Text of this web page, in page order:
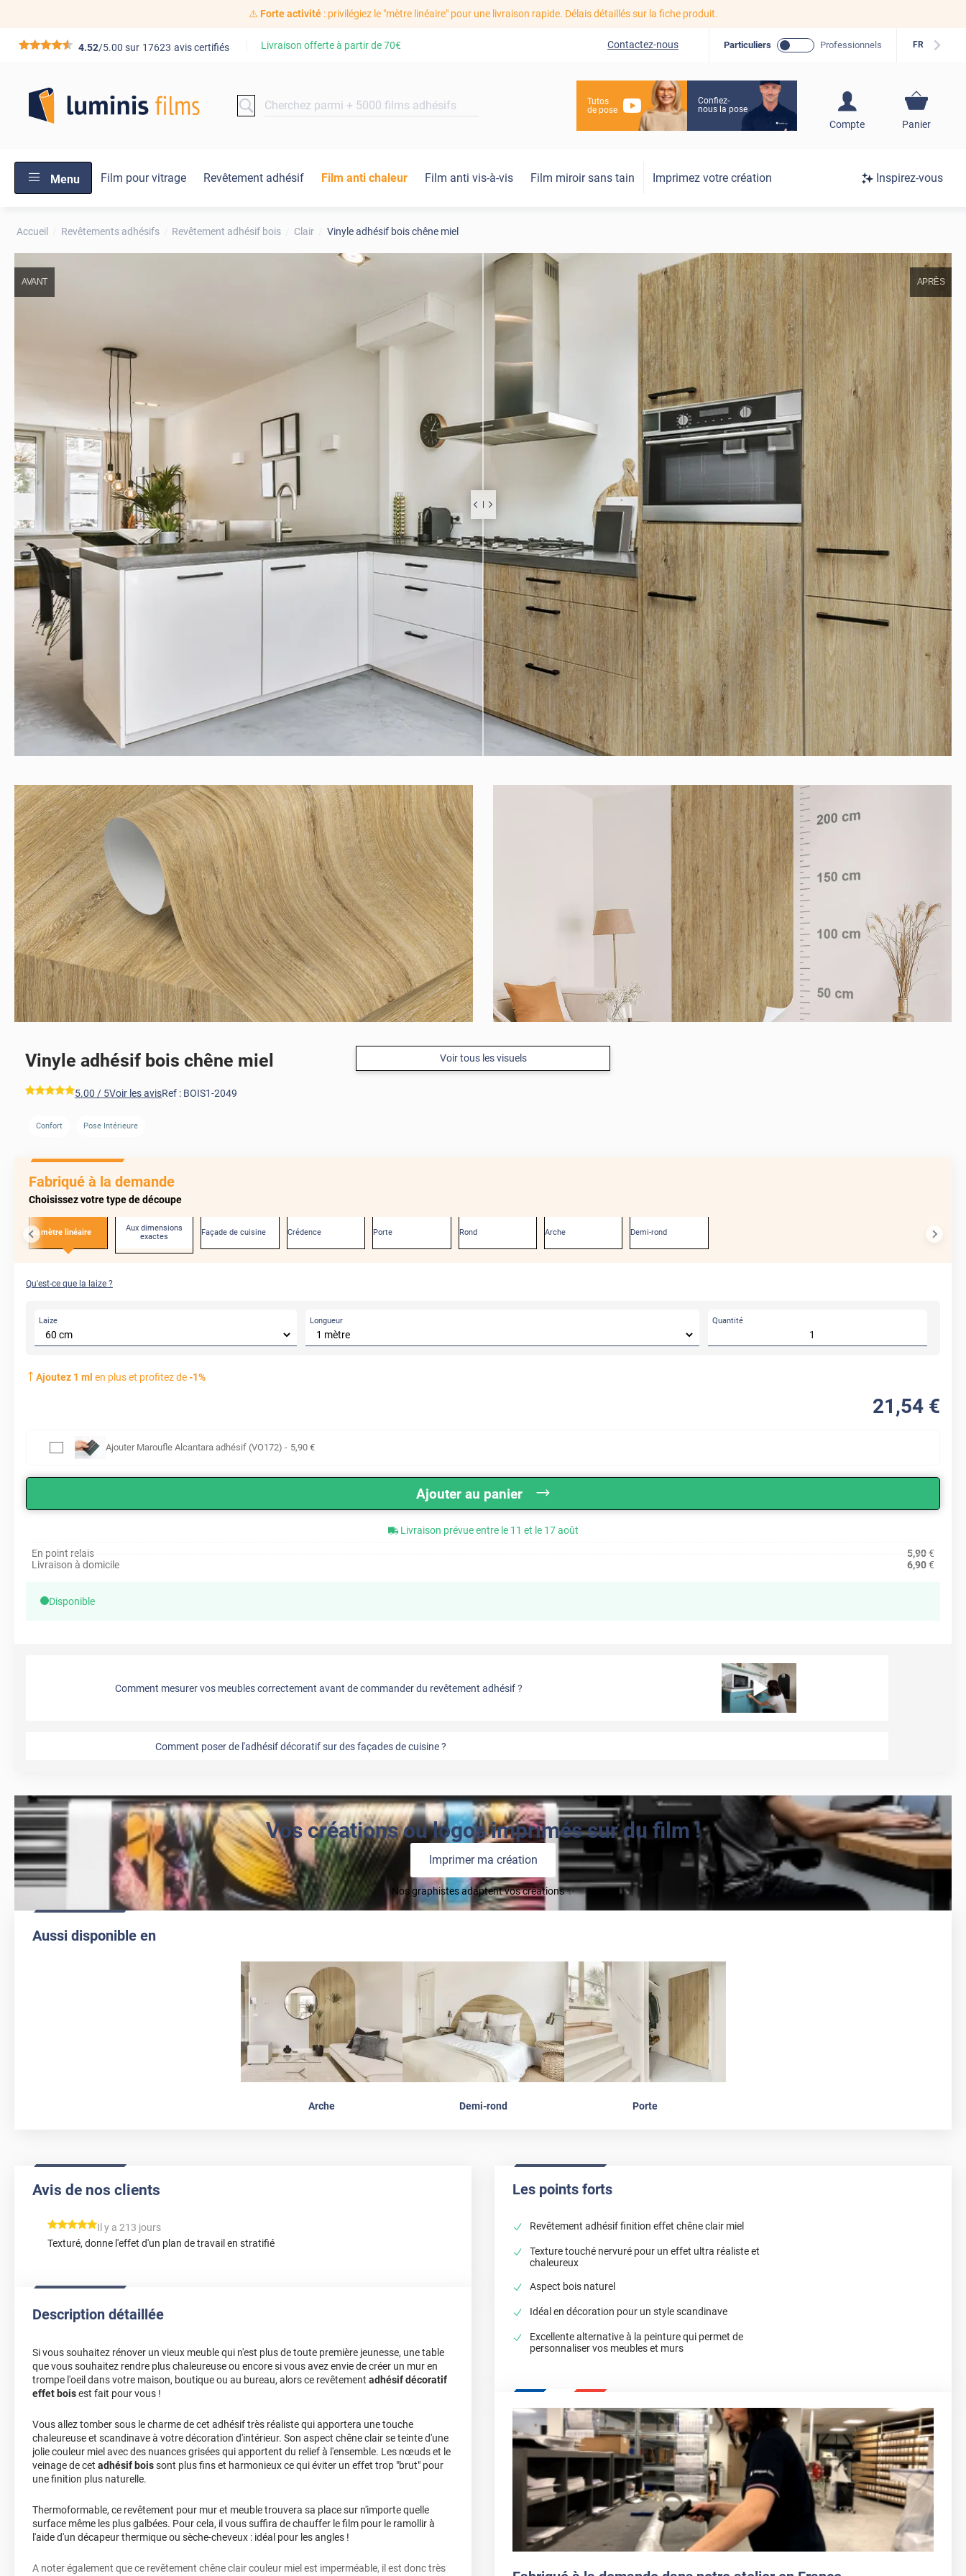
⚠️ Forte activité: privilégiez le "mètre linéaire" pour une livraison rapide. Délais détaillés sur la fiche produit.
*****4.52/5.00 sur 17623 avis certifiés Livraison offerte à partir de70€ Contactez-nous Particuliers Professionnels FR
Tutos
de pose
Confiez-
nous la pose
Compte
S'inscrire / Se
Panier
Menu Film pour vitrage Revêtement adhésif Film anti chaleur Film anti vis-à-vis Film miroir sans tain Imprimez votre création Inspirez-vous
Accueil Revêtements adhésifs Revêtement adhésif bois Clair Vinyle adhésif bois chêne miel
AVANT APRÈS
Voir tous les visuels
Vinyle adhésif bois chêne miel
*****
5.00 / 5Voir les avisRef : BOIS1-2049
Confort Pose Intérieure
Fabriqué à la demande
Choisissez votre type de découpe
Au mètre linéaire
Aux dimensions
exactes
Façade de cuisine Crédence Porte Rond Arche Demi-rond
Qu'est-ce que la laize ?
Laize Longueur Quantité
Ajoutez 1 ml en plus et profitez de-1%
21 ,54 €
Ajouter Maroufle Alcantara adhésif (VO172) - 5,90 €
Ajouter au panier
Livraison prévue entre le 11 et le 17 août
En point relais
5,90€
Livraison à domicile
6,90€
Disponible
Comment mesurer vos meubles correctement avant de commander du revêtement adhésif ?
Comment poser de l'adhésif décoratif sur des façades de cuisine ?
Vos créations ou logos imprimés sur du film !
Imprimer ma création
Nos graphistes adaptent vos créations ✨
Aussi disponible en
Arche Demi-rond Porte
Avis de nos clients
*****
Il y a 213 jours
Texturé, donne l'effet d'un plan de travail en stratifié
Description détaillée
Si vous souhaitez rénover un vieux meuble qui n'est plus de toute première jeunesse, une table
que vous souhaitez rendre plus chaleureuse ou encore si vous avez envie de créer un mur en
trompe l'oeil dans votre maison, boutique ou au bureau, alors ce revêtement adhésif décoratif
effet boisest fait pour vous !
Vous allez tomber sous le charme de cet adhésif très réaliste qui apportera une touche
chaleureuse et scandinave à votre décoration d'intérieur. Son aspect chêne clair se teinte d'une
jolie couleur miel avec des nuances grisées qui apportent du relief à l'ensemble. Les nœuds et le
veinage de cet adhésif boissont plus fins et harmonieux ce qui éviter un effet trop "brut" pour
une finition plus naturelle.
Thermoformable, ce revêtement pour mur et meuble trouvera sa place sur n'importe quelle
surface même les plus galbées. Pour cela, il vous suffira de chauffer le film pour le ramollir à
l'aide d'un décapeur thermique ou sèche-cheveux : idéal pour les angles !
A noter également que ce revêtement chêne clair couleur miel est imperméable, il est donc très
Les points forts
Revêtement adhésif finition effet chêne clair miel
Texture touché nervuré pour un effet ultra réaliste et
chaleureux
Aspect bois naturel
Idéal en décoration pour un style scandinave
Excellente alternative à la peinture qui permet de
personnaliser vos meubles et murs